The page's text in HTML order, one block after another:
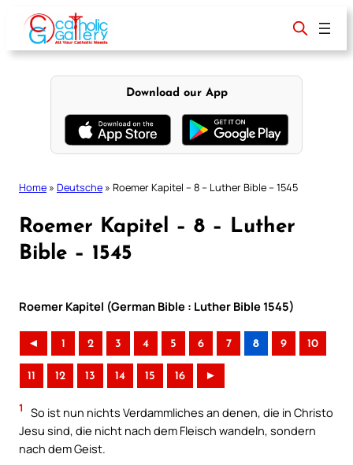
content
Download our App
Home » Deutsche » Roemer Kapitel – 8 – Luther Bible – 1545
Roemer Kapitel – 8 – Luther
Bible – 1545
Roemer Kapitel (German Bible : Luther Bible 1545)
◄ 1 2 3 4 5 6 7 8 9 10
11 12 13 14 15 16 ►
1
So ist nun nichts Verdammliches an denen, die in Christo
Jesu sind, die nicht nach dem Fleisch wandeln, sondern
nach dem Geist.